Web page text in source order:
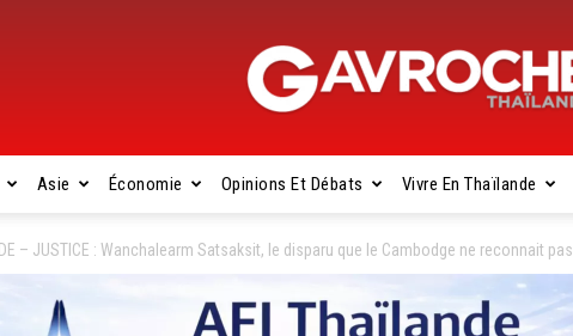
Gavroche
Asie Économie Opinions Et Débats Vivre En Thaïlande
– JUSTICE : Wanchalearm Satsaksit, le disparu que le Cambodge ne reconnait pas